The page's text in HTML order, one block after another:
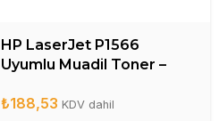
HP LaserJet P1566
Uyumlu Muadil Toner –
₺188,53 KDV dahil